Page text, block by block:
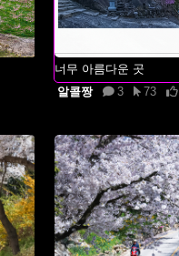
너무 아름다운 곳
알콜짱
3 73